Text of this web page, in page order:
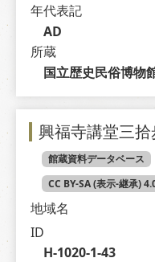
年代表記
AD
所蔵
国立歴史民俗博物
興福寺講堂三
館蔵資料データベース
CC BY-SA (表示-継承)
地域名
ID
H-1020-1-43